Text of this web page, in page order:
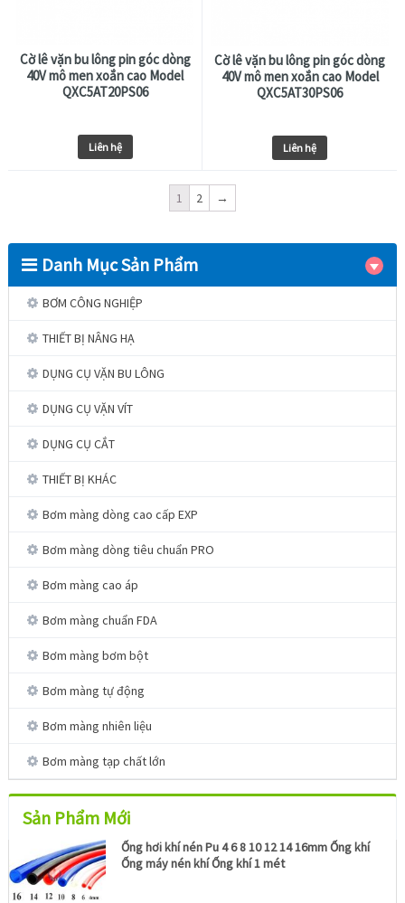
Cờ lê vặn bu lông pin góc dòng
40V mô men xoắn cao Model
QXC5AT20PS06
Liên hệ
Cờ lê vặn bu lông pin góc dòng
40V mô men xoắn cao Model
QXC5AT30PS06
Liên hệ
1 2 →
Danh Mục Sản Phẩm
BƠM CÔNG NGHIỆP
THIẾT BỊ NÂNG HẠ
DỤNG CỤ VẶN BU LÔNG
DỤNG CỤ VẶN VÍT
DỤNG CỤ CẮT
THIẾT BỊ KHÁC
Bơm màng dòng cao cấp EXP
Bơm màng dòng tiêu chuẩn PRO
Bơm màng cao áp
Bơm màng chuẩn FDA
Bơm màng bơm bột
Bơm màng tự động
Bơm màng nhiên liệu
Bơm màng tạp chất lớn
Sản Phẩm Mới
Ống hơi khí nén Pu 4 6 8 10 12 14 16mm Ống khí
Ống máy nén khí Ống khí 1 mét